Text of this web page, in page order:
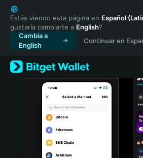
English
日本語
Tiếng Việt
Русский
Español (Latinoamérica)
Türkçe
Italiano
Português (Portugal)
Bahasa Indonesia
Estás viendo esta página en Español
gustaría cambiarte a English?
Cambia a
English
Continuar en